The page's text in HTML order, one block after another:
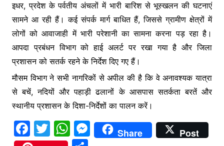
इधर, प्रदेश के पर्वतीय अंचलों में भारी बारिश से भूस्खलन की घटनाएं
सामने आ रही हैं। कई संपर्क मार्ग बाधित हैं, जिससे ग्रामीण क्षेत्रों में
लोगों को आवाजाही में भारी परेशानी का सामना करना पड़ रहा है।
आपदा प्रबंधन विभाग को हाई अलर्ट पर रखा गया है और जिला
प्रशासन को सतर्क रहने के निर्देश दिए गए हैं।
मौसम विभाग ने सभी नागरिकों से अपील की है कि वे अनावश्यक यात्रा
से बचें, नदियों और पहाड़ी ढलानों के आसपास सतर्कता बरतें और
स्थानीय प्रशासन के दिशा-निर्देशों का पालन करें।
F T W M
Share
Post